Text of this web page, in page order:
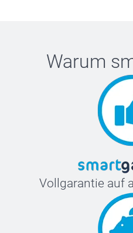
Warum
Vollgarantie auf